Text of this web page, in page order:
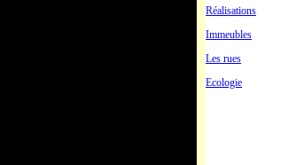
Réalisations
Immeubles
Les rues
Ecologie